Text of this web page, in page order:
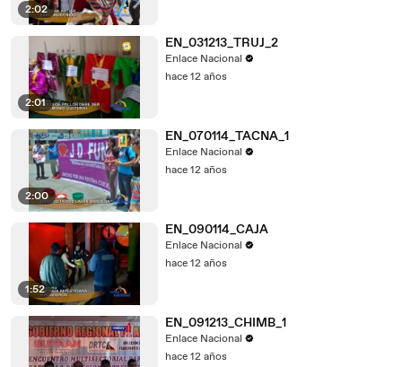
2:02
2:01
EN_031213_TRUJ_2
Enlace Nacional
hace 12 años
2:00
EN_070114_TACNA_1
Enlace Nacional
hace 12 años
1:52
EN_090114_CAJA
Enlace Nacional
hace 12 años
EN_091213_CHIMB_1
Enlace Nacional
hace 12 años